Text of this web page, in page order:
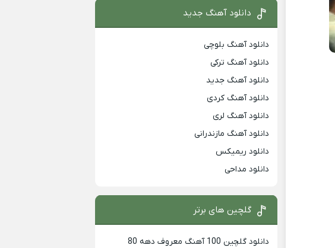
دانلود آهنگ جدید
دانلود آهنگ بلوچی
دانلود آهنگ ترکی
دانلود آهنگ جدید
دانلود آهنگ کردی
دانلود آهنگ لری
دانلود آهنگ مازندرانی
دانلود ریمیکس
دانلود مداحی
گلچین های برتر
دانلود گلچین 100 آهنگ معروف دهه 80